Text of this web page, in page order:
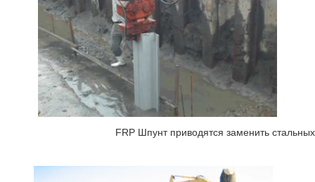
FRP Шпунт приводятся заменить